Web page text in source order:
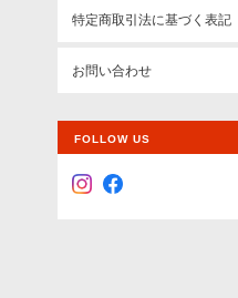
特定商取引法に基づく表記
お問い合わせ
FOLLOW US